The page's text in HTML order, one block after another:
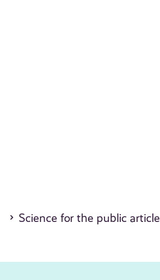
Science for the public article